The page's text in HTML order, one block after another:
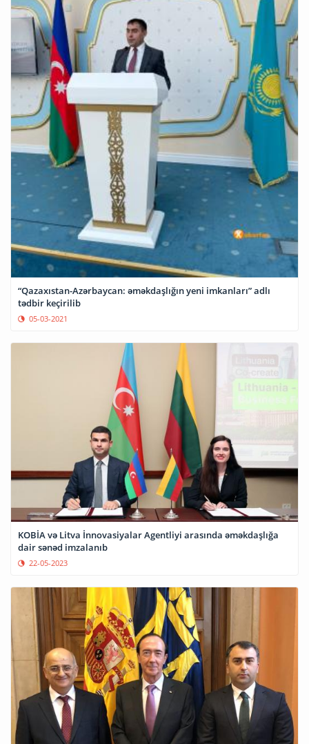
“Qazaxıstan-Azərbaycan: əməkdaşlığın yeni imkanları” adlı
tədbir keçirilib
05-03-2021
KOBİA və Litva İnnovasiyalar Agentliyi arasında əməkdaşlığa
dair sənəd imzalanıb
22-05-2023